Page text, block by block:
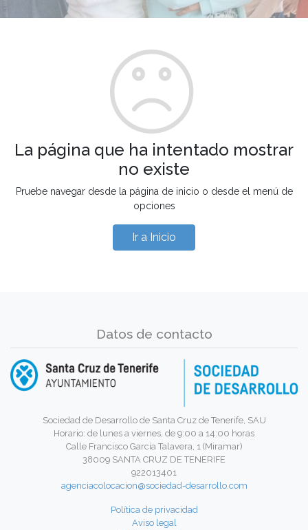
La página que ha intentado mostrar
no existe
Pruebe navegar desde la página de inicio o desde el menú de
opciones
Ir a Inicio
Datos de contacto
Sociedad de Desarrollo de Santa Cruz de Tenerife, SAU
Horario: de lunes a viernes, de 9:00 a 14:00 horas
Calle Francisco García Talavera, 1 (Miramar)
38009 SANTA CRUZ DE TENERIFE
922013401
agenciacolocacion@sociedad-desarrollo.com
Política de privacidad
Aviso legal